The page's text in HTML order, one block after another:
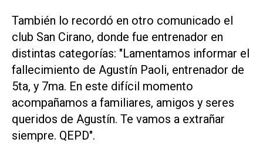
También lo recordó en otro comunicado el
club San Cirano, donde fue entrenador en
distintas categorías: "Lamentamos informar el
fallecimiento de Agustín Paoli, entrenador de
5ta, y 7ma. En este difícil momento
acompañamos a familiares, amigos y seres
queridos de Agustín. Te vamos a extrañar
siempre. QEPD".